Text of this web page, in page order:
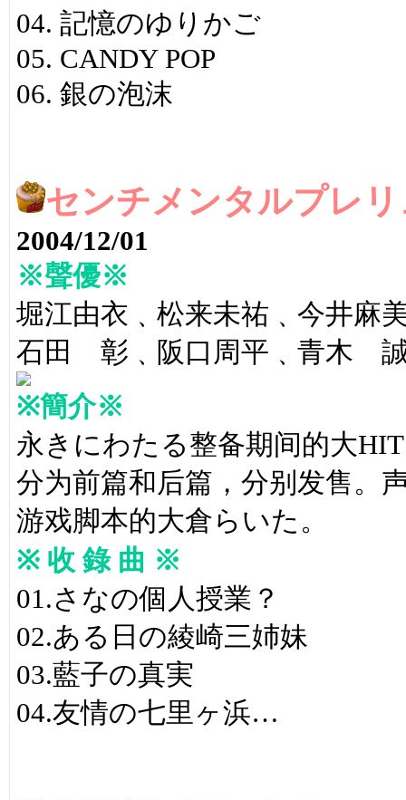
04. 記憶のゆりかご
05. CANDY POP
06. 銀の泡沫
センチメンタルプレ
2004/12/01
※聲優※
堀江由衣﹑松来未祐﹑今井麻
石田 彰﹑阪口周平﹑青木
※簡介※
永きにわたる整备期间的大
分为前篇和后篇，分别发售。
游戏脚本的大倉らいた。
※ 收 錄 曲 ※
01.さなの個人授業？
02.ある日の綾崎三姉妹
03.藍子の真実
04.友情の七里ヶ浜…